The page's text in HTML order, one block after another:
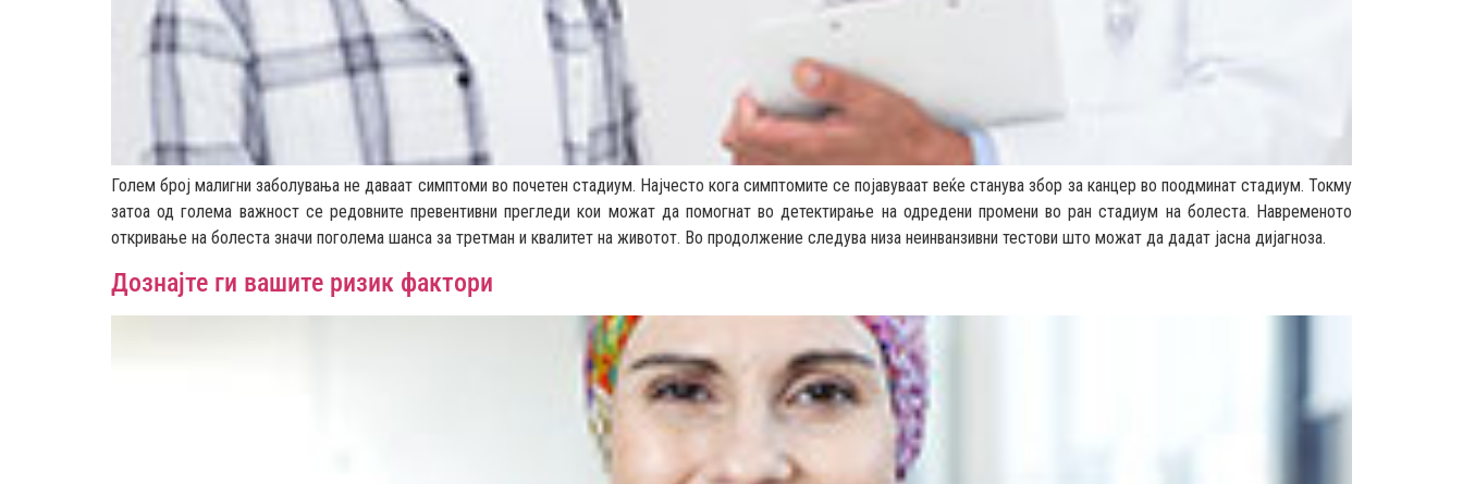
Голем број малигни заболувања не даваат симптоми во почетен стадиум. Најчесто кога симптомите се појавуваат веќе станува збор за канцер во поодминат стадиум. Токму
затоа од голема важност се редовните превентивни прегледи кои можат да помогнат во детектирање на одредени промени во ран стадиум на болеста. Навременото
откривање на болеста значи поголема шанса за третман и квалитет на животот. Во продолжение следува низа неинванзивни тестови што можат да дадат јасна дијагноза.
Дознајте ги вашите ризик фактори